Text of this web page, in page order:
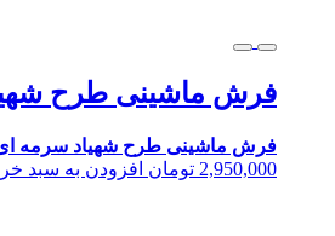
فرش ماشینی طرح
فرش ماشینی طرح شهیاد سرمه
2,950,000 تومان افزودن به سبد